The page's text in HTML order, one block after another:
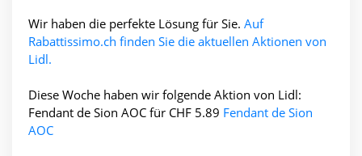
Wir haben die perfekte Lösung für Sie. Auf
Rabattissimo.ch finden Sie die aktuellen Aktionen von
Lidl.
Diese Woche haben wir folgende Aktion von Lidl:
Fendant de Sion AOC für CHF 5.89 Fendant de Sion
AOC